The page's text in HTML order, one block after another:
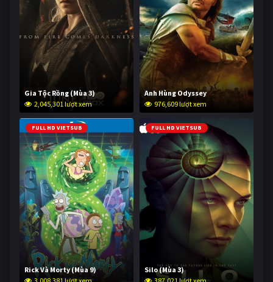
Gia Tộc Rồng (Mùa 3)
2,045,301 lượt xem
Anh Hùng Odyssey
976,609 lượt xem
FULL HD VIETSUB
Rick Và Morty (Mùa 9)
FULL HD VIETSUB
Silo (Mùa 3)